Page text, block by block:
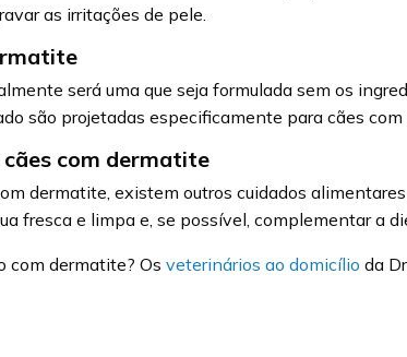
as irritações de pele.
será uma que seja formulada sem os
são projetadas especificamente para cães
com dermatite
dermatite, existem outros cuidados
fresca e limpa e, se possível, complementar a
com dermatite? Os veterinários ao domicílio da